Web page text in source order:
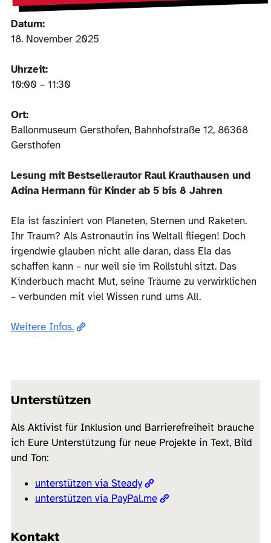
Datum:
18. November 2025
Uhrzeit:
10:00 – 11:30
Ort:
Ballonmuseum Gersthofen, Bahnhofstraße 12, 86368
Gersthofen
Lesung mit Bestsellerautor Raul Krauthausen und
Adina Hermann für Kinder ab 5 bis 8 Jahren
Ela ist fasziniert von Planeten, Sternen und Raketen.
Ihr Traum? Als Astronautin ins Weltall fliegen! Doch
irgendwie glauben nicht alle daran, dass Ela das
schaffen kann – nur weil sie im Rollstuhl sitzt. Das
Kinderbuch macht Mut, seine Träume zu verwirklichen
– verbunden mit viel Wissen rund ums All.
Weitere Infos.
Unterstützen
Als Aktivist für Inklusion und Barrierefreiheit brauche
ich Eure Unterstützung für neue Projekte in Text, Bild
und Ton:
unterstützen via Steady
unterstützen via PayPal.me
Kontakt